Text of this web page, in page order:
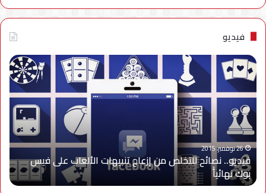
فيديو
فيديو..
نصائح
للتخلص
من
إزعاج
تنبيهات
الألعاب
على
فيس
بوك
نهائياًَ
26 نوفمبر، 2015
فيديو.. نصائح للتخلص من إزعاج تنبيهات الألعاب على فيس
بوك نهائياًَ